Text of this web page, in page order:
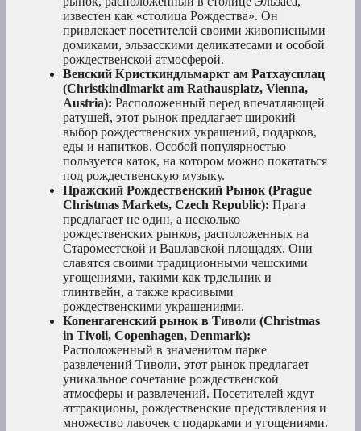
известен как «столица Рождества». Он
привлекает посетителей своими живописными
домиками, эльзасскими деликатесами и особой
рождественской атмосферой.
Венский Кристкиндльмаркт ам Ратхаусплац
(Christkindlmarkt am Rathausplatz, Vienna,
Austria): Расположенный перед впечатляющей
ратушей, этот рынок предлагает широкий
выбор рождественских украшений, подарков,
еды и напитков. Особой популярностью
пользуется каток, на котором можно покататься
под рождественскую музыку.
Пражский Рождественский Рынок (Prague
Christmas Markets, Czech Republic): Прага
предлагает не один, а несколько
рождественских рынков, расположенных на
Староместской и Вацлавской площадях. Они
славятся своими традиционными чешскими
угощениями, такими как трдельник и
глинтвейн, а также красивыми
рождественскими украшениями.
Копенгагенский рынок в Тиволи (Christmas
in Tivoli, Copenhagen, Denmark):
Расположенный в знаменитом парке
развлечений Тиволи, этот рынок предлагает
уникальное сочетание рождественской
атмосферы и развлечений. Посетителей ждут
аттракционы, рождественские представления и
множество лавочек с подарками и угощениями.